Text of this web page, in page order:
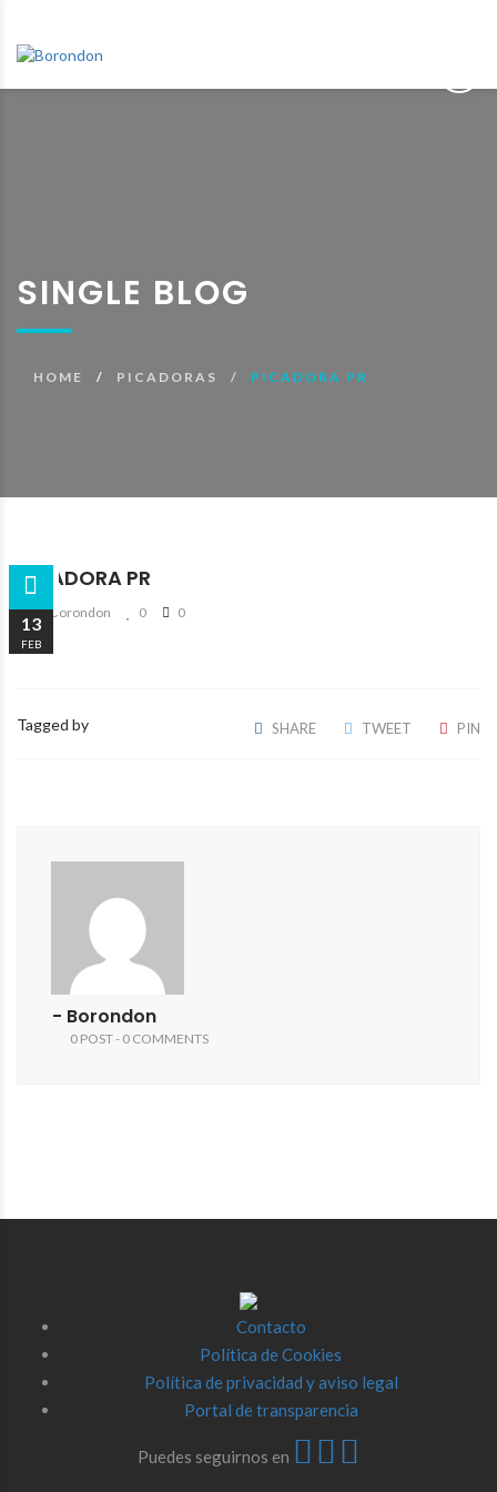
SINGLE BLOG
HOME PICADORAS PICADORA PR
13
FEB
PICADORA PR
By Borondon 0 0
Tagged by SHARE TWEET PIN
- Borondon
0 POST - 0 COMMENTS
Contacto
Política de Cookies
Política de privacidad y aviso legal
Portal de transparencia
Puedes seguirnos en